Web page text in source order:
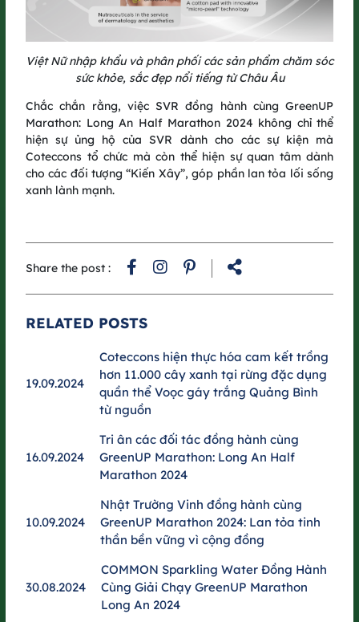
One More Step, One Greener Journey
GreenUP Run 2025 is more than just a race – it’s a continuation
After the race, GreenUP Run 2025 will plant 5,000 more trees,
contributing to Vietnam’s national goal of planting 1 billion
trees for a greener nation.
The course itself carries a unique green touch, with starting
and finishing gates creatively built from repurposed
construction materials such as scaffolding and safety nets –
reducing single-use items and minimizing post-event waste.
Get ready to conquer the GreenUP Run 2025 course and grow
more trees with every step you take.
Việt Nữ nhập khẩu và phân phối các sản phẩm chăm sóc
sức khỏe, sắc đẹp nổi tiếng từ Châu Âu
Chắc chắn rằng, việc SVR đồng hành cùng GreenUP
Marathon: Long An Half Marathon 2024 không chỉ thể
hiện sự ủng hộ của SVR dành cho các sự kiện mà
Coteccons tổ chức mà còn thể hiện sự quan tâm dành
cho các đối tượng “Kiến Xây”, góp phần lan tỏa lối sống
xanh lành mạnh.
Share the post :
RELATED POSTS
19.09.2024
Coteccons hiện thực hóa cam kết trồng
hơn 11.000 cây xanh tại rừng đặc dụng
quần thể Voọc gáy trắng Quảng Bình
từ nguồn
16.09.2024
Tri ân các đối tác đồng hành cùng
GreenUP Marathon: Long An Half
Marathon 2024
10.09.2024
Nhật Trường Vinh đồng hành cùng
GreenUP Marathon 2024: Lan tỏa tinh
thần bền vững vì cộng đồng
30.08.2024
COMMON Sparkling Water Đồng Hành
Cùng Giải Chạy GreenUP Marathon
Long An 2024